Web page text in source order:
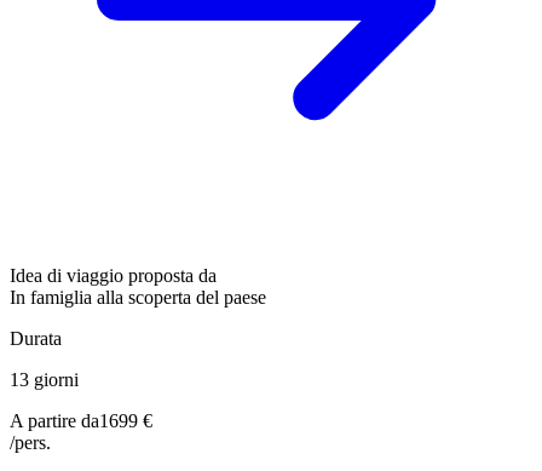
Idea di viaggio proposta da
In famiglia alla scoperta del paese
Durata
13 giorni
A partire da1699 €
/pers.